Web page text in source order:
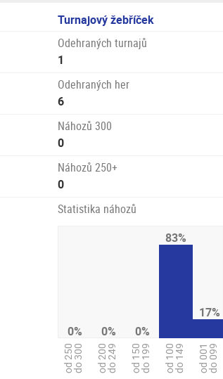
Turnajový žebříček
Odehraných turnajů
1
Odehraných her
6
Náhozů 300
0
Náhozů 250+
0
Statistika náhozů
0%
od 250do 300
0%
od 200do 249
0%
od 150do 199
83%
od 100do 149
17%
od 001do 099